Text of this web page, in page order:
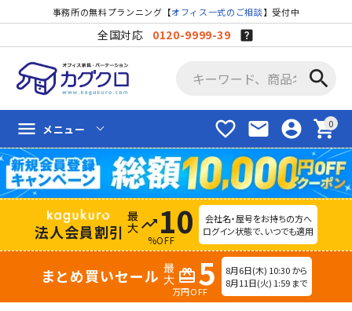
事務所の無料プランニング【オフィス一式のご相談】受付中
全国対応 0120-9999-39
search
favorite_border mail account_circle shopping_cart
menu メニュー
法人会員割引 trending_up 10
%OFF
会社名・屋号をお持ちの方へ
ログイン状態で、いつでも適用
まとめ買いセール redeem 5
万円OFF
8月6日(木) 10:30 から
8月11日(火) 1:59 まで